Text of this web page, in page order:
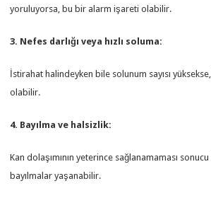
yoruluyorsa, bu bir alarm işareti olabilir.
3. Nefes darlığı veya hızlı soluma:
İstirahat halindeyken bile solunum sayısı
olabilir.
4. Bayılma ve halsizlik:
Kan dolaşımının yeterince sağlanamaması
bayılmalar yaşanabilir.